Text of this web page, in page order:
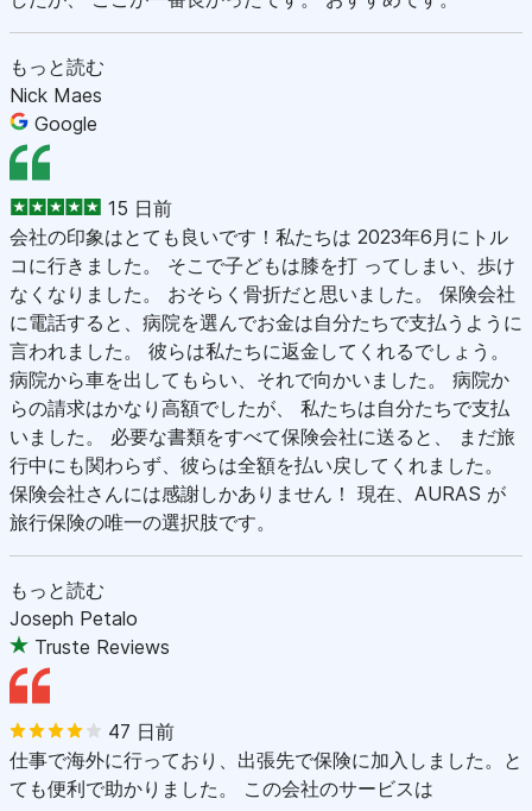
もっと読む
Nick Maes
Google
15 日前
会社の印象はとても良いです！私たちは 2023年6月にトル
コに行きました。 そこで子どもは膝を打 ってしまい、歩け
なくなりました。 おそらく骨折だと思いました。 保険会社
に電話すると、病院を選んでお金は自分たちで支払うように
言われました。 彼らは私たちに返金してくれるでしょう。
病院から車を出してもらい、それで向かいました。 病院か
らの請求はかなり高額でしたが、 私たちは自分たちで支払
いました。 必要な書類をすべて保険会社に送ると、 まだ旅
行中にも関わらず、彼らは全額を払い戻してくれました。
保険会社さんには感謝しかありません！ 現在、AURAS が
旅行保険の唯一の選択肢です。
もっと読む
Joseph Petalo
Truste Reviews
47 日前
仕事で海外に行っており、出張先で保険に加入しました。と
ても便利で助かりました。 この会社のサービスは